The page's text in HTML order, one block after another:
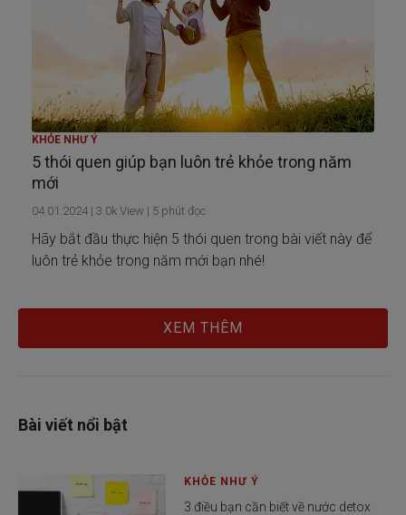
KHỎE NHƯ Ý
5 thói quen giúp bạn luôn trẻ khỏe trong năm
mới
04.01.2024 | 3.0k View | 5 phút đọc
Hãy bắt đầu thực hiện 5 thói quen trong bài viết này để
luôn trẻ khỏe trong năm mới bạn nhé!
XEM THÊM
Bài viết nổi bật
KHỎE NHƯ Ý
3 điều bạn cần biết về nước detox